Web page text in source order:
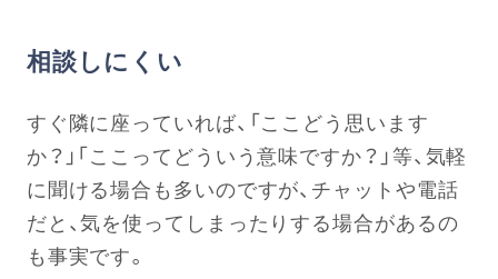
相談しにくい
すぐ隣に座っていれば、「ここどう思います
か？」「ここってどういう意味ですか？」等、気軽
に聞ける場合も多いのですが、チャットや電話
だと、気を使ってしまったりする場合があるの
も事実です。